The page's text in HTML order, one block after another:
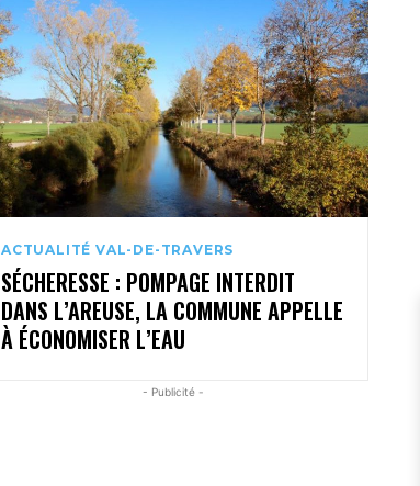
ACTUALITÉ VAL-DE-TRAVERS
SÉCHERESSE : POMPAGE INTERDIT
DANS L’AREUSE, LA COMMUNE APPELLE
À ÉCONOMISER L’EAU
- Publicité -